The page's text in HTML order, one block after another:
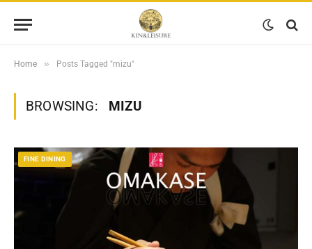
Home » Posts Tagged "mizu"
BROWSING: MIZU
FINE DINING